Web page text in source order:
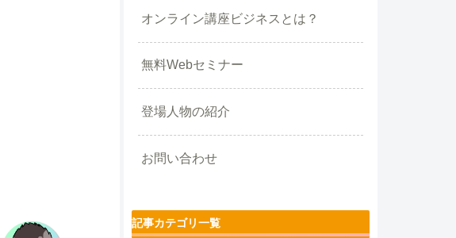
オンライン講座ビジネスとは？
無料Webセミナー
登場人物の紹介
お問い合わせ
記事カテゴリ一覧